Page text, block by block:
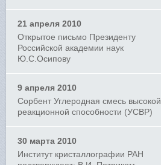
21 апреля 2010
Открытое письмо Президенту
Российской академии наук
Ю.С.Осипову
9 апреля 2010
Сорбент Углеродная смесь высокой
реакционной способности (УСВР)
30 марта 2010
Институт кристаллографии РАН